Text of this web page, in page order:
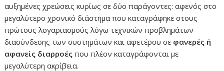
αυξημένες χρεώσεις κυρίως σε δύο παράγοντες: αφενός στο
μεγαλύτερο χρονικό διάστημα που καταγράφηκε στους
πρώτους λογαριασμούς λόγω τεχνικών προβλημάτων
διασύνδεσης των συστημάτων και αφετέρου σε φανερές ή
αφανείς διαρροές που πλέον καταγράφονται με
μεγαλύτερη ακρίβεια.